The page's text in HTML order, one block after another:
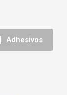
Adhesivos